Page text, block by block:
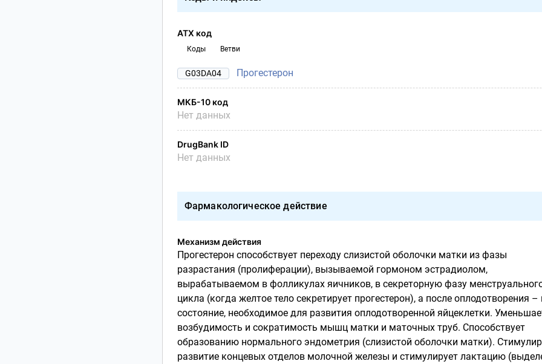
АТХ код
Коды Ветви
G03DA04 Прогестерон
МКБ-10 код
Нет данных
DrugBank ID
Нет данных
Фармакологическое действие
Механизм действия
Прогестерон способствует переходу слизистой оболочки матки из фазы
разрастания (пролиферации), вызываемой гормоном эстрадиолом,
вырабатываемом в фолликулах яичников, в секреторную фазу
цикла (когда желтое тело секретирует прогестерон), а после оплодотворения –
состояние, необходимое для развития оплодотворенной яйцеклетки.
возбудимость и сократимость мышц матки и маточных труб. Способствует
образованию нормального эндометрия (слизистой оболочки матки).
развитие концевых отделов молочной железы и стимулирует лактацию